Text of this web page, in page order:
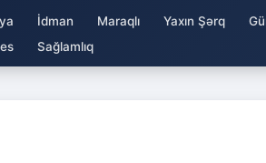
İdman Maraqlı Yaxın Şərq
Sağlamlıq